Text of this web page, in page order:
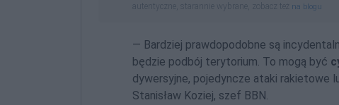
autentyczne, starannie wybrane, zobacz też na blogu
— Bardziej prawdopodobne są
będzie podbój terytorium. To mogą być
dywersyjne, pojedyncze ataki rakietowe
Stanisław Koziej, szef BBN.